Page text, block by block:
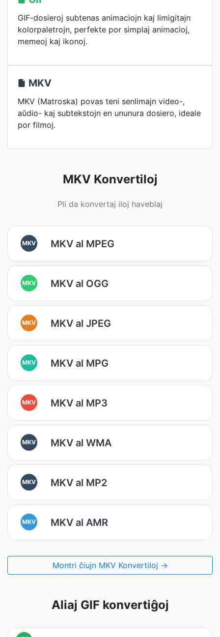
GIF-dosieroj subtenas animaciojn kaj limigitajn
kolorpaletrojn, perfekte por simplaj animacioj,
memeoj kaj ikonoj.
MKV
MKV (Matroska) povas teni senlimajn video-,
aŭdio- kaj subtekstojn en ununura dosiero, ideale
por filmoj.
MKV Konvertiloj
Pli da konvertaj iloj haveblaj
MKV MKV al MPEG
MKV MKV al OGG
MKV MKV al JPEG
MKV MKV al MPG
MKV MKV al MP3
MKV MKV al WMA
MKV MKV al MP2
MKV MKV al AMR
Montri ĉiujn MKV Konvertiloj →
Aliaj GIF konvertiĝoj